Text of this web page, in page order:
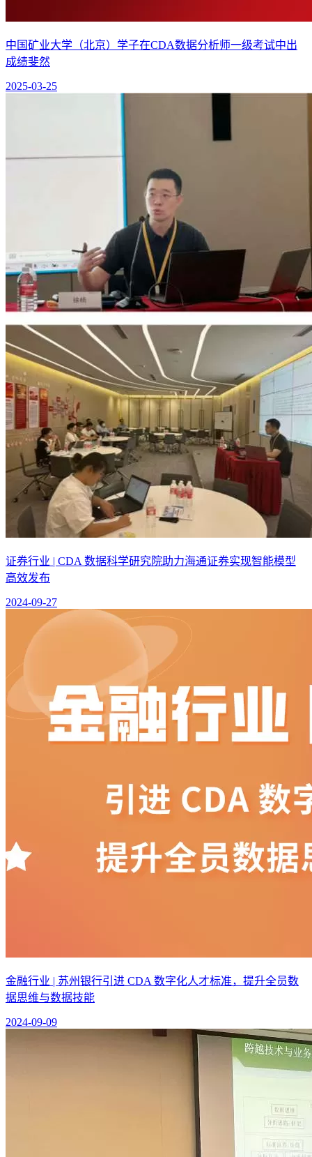
中国矿业大学（北京）学子在CDA数据分析师一级考试中出
成绩斐然
2025-03-25
证券行业 | CDA 数据科学研究院助力海通证券实现智能模型
高效发布
2024-09-27
金融行业 | 苏州银行引进 CDA 数字化人才标准，提升全员数
据思维与数据技能
2024-09-09